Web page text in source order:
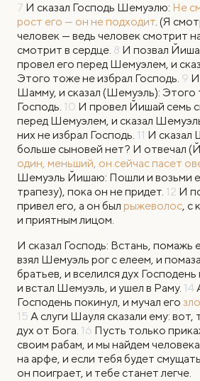
7 И сказал Господь Шемуэлю: Не
рост его — он не подходит. (Я
человек — ведь человек смотрит
смотрит в сердце. 8 И позвал
провел его перед Шемуэлем, и
Этого тоже не избрал Господь. 9
Шамму, и сказал (Шемуэль): Этого
Господь. 10 И провел Йишай семь
перед Шемуэлем, и сказал
них не избрал Господь. 11 И сказал
больше сыновей нет? И отвечал
один, меньший, он сейчас пасет
Шемуэль Йишаю: Пошли и возьми
трапезу), пока он не придет. 12 И
привел его, а он был рыжеволос, с
и приятным лицом.
И сказал Господь: Встань, помажь
взял Шемуэль рог с елеем, и
братьев, и вселился дух Господень
и встал Шемуэль, и ушел в Раму. 14
Господень покинул, и мучал его
15 А слуги Шауля сказали ему: вот,
дух от Бога. 16 Пусть только
своим рабам, и мы найдем
на арфе, и если тебя будет
он поиграет, и тебе станет легче.